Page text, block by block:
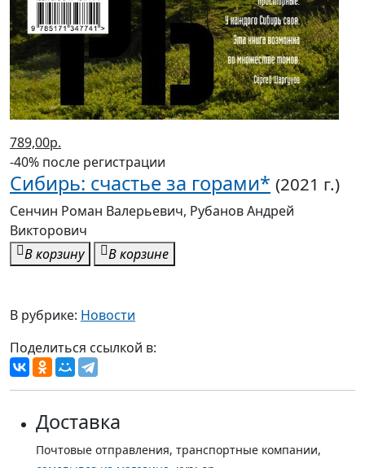
789,00р.
-40% после регистрации
Сибирь: счастье за горами* (2021 г.)
Сенчин Роман Валерьевич, Рубанов Андрей
Викторович
В корзину
В корзине
В рубрике: Новости
Поделиться ссылкой в:
Доставка
Почтовые отправления, транспортные компании,